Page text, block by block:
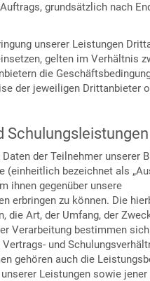
grundsätzlich nach
unserer Leistungen
gelten im Verhältnis
die
der jeweiligen Drittanbieter
Schulungsleistungen
der Teilnehmer unserer
(einheitlich bezeichnet als
ihnen gegenüber unsere
erbringen zu können. Die
die Art, der Umfang, der
Verarbeitung bestimmen
und
gehören auch die
Leistungen sowie jener